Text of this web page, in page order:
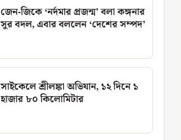
জেন-জিকে ‘নর্দমার প্রজন্ম’ বলা কঙ্গনার
সুর বদল, এবার বললেন ‘দেশের সম্পদ’
সাইকেলে শ্রীলঙ্কা অভিযান, ১২ দিনে ১
হাজার ৮০ কিলোমিটার